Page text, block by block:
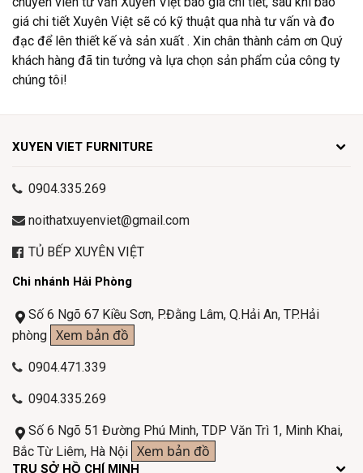
giá chi tiết Xuyên Việt sẽ có kỹ thuật qua nhà tư vấn và đo
đạc để lên thiết kế và sản xuất . Xin chân thành cảm ơn Quý
khách hàng đã tin tưởng và lựa chọn sản phẩm của công ty
chúng tôi!
TRỤ SỞ HỒ CHÍ MINH
XUYEN VIET FURNITURE
0904.335.269
noithatxuyenviet@gmail.com
TỦ BẾP XUYÊN VIỆT
Chi nhánh Hải Phòng
Số 6 Ngõ 67 Kiều Sơn, P.Đằng Lâm, Q.Hải An, TP.Hải
phòng Xem bản đồ
0904.471.339
0904.335.269
Số 6 Ngõ 51 Đường Phú Minh, TDP Văn Trì 1, Minh Khai,
Bắc Từ Liêm, Hà Nội Xem bản đồ